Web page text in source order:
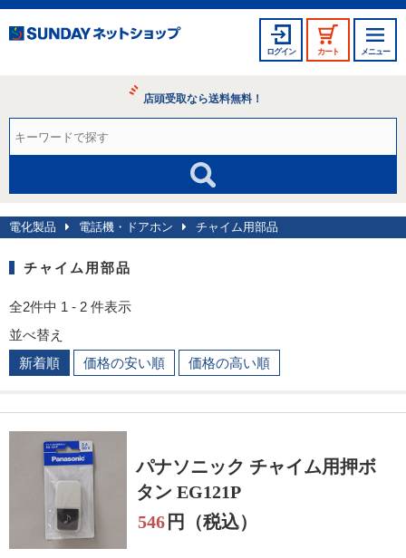
ログイン カート メニュー
店頭受取なら送料無料！
電化製品 電話機・ドアホン チャイム用部品
チャイム用部品
全2件中 1 - 2 件表示
並べ替え
新着順
価格の安い順 価格の高い順
パナソニック チャイム用押ボ
タン EG121P
546 円（税込）